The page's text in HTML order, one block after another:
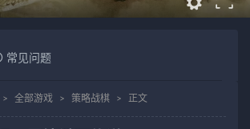
常见问题
全部游戏 策略战棋 正文